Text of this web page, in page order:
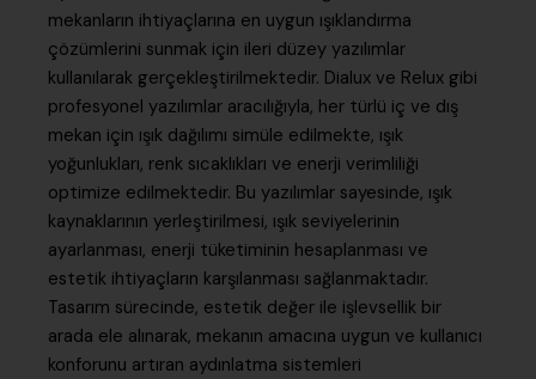
mekanların ihtiyaçlarına en uygun ışıklandırma
çözümlerini sunmak için ileri düzey yazılımlar
kullanılarak gerçekleştirilmektedir. Dialux ve Relux gibi
profesyonel yazılımlar aracılığıyla, her türlü iç ve dış
mekan için ışık dağılımı simüle edilmekte, ışık
yoğunlukları, renk sıcaklıkları ve enerji verimliliği
optimize edilmektedir. Bu yazılımlar sayesinde, ışık
kaynaklarının yerleştirilmesi, ışık seviyelerinin
ayarlanması, enerji tüketiminin hesaplanması ve
estetik ihtiyaçların karşılanması sağlanmaktadır.
Tasarım sürecinde, estetik değer ile işlevsellik bir
arada ele alınarak, mekanın amacına uygun ve kullanıcı
konforunu artıran aydınlatma sistemleri